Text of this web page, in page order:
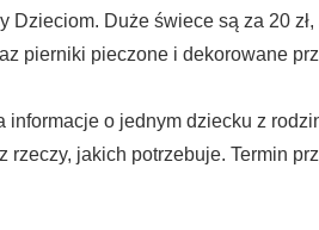
Dzieciom. Duże świece są za 20 zł,
pierniki pieczone i dekorowane
o jednym dziecku z
jakich potrzebuje. Termin